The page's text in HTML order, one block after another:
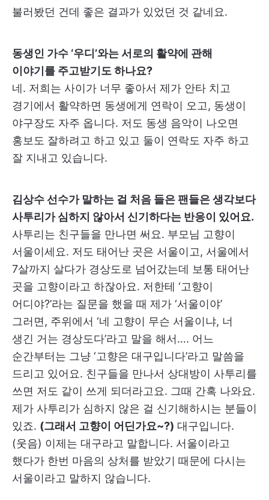
불러봤던 건데 좋은 결과가 있었던 것 같네요.
동생인 가수 ‘우디’와는 서로의 활약에 관해
이야기를 주고받기도 하나요?
네. 저희는 사이가 너무 좋아서 제가 안타 치고
경기에서 활약하면 동생에게 연락이 오고, 동생이
야구장도 자주 옵니다. 저도 동생 음악이 나오면
홍보도 잘하려고 하고 있고 둘이 연락도 자주 하고
잘 지내고 있습니다.
김상수 선수가 말하는 걸 처음 들은 팬들은 생각보다
사투리가 심하지 않아서 신기하다는 반응이 있어요.
사투리는 친구들을 만나면 써요. 부모님 고향이
서울이세요. 저도 태어난 곳은 서울이고, 서울에서
7살까지 살다가 경상도로 넘어갔는데 보통 태어난
곳을 고향이라고 하잖아요. 저한테 ‘고향이
어디야?’라는 질문을 했을 때 제가 ‘서울이야’
그러면, 주위에서 ‘네 고향이 무슨 서울이냐, 너
생긴 거는 경상도다’라고 말을 해서…. 어느
순간부터는 그냥 ‘고향은 대구입니다’라고 말씀을
드리고 있어요. 친구들을 만나서 상대방이 사투리를
쓰면 저도 같이 쓰게 되더라고요. 그때 간혹 나와요.
제가 사투리가 심하지 않은 걸 신기해하시는 분들이
있죠. (그래서 고향이 어딘가요~?) 대구입니다.
(웃음) 이제는 대구라고 말합니다. 서울이라고
했다가 한번 마음의 상처를 받았기 때문에 다시는
서울이라고 말하지 않습니다.